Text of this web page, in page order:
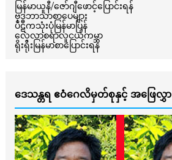
မြန်မာယူနီ/ဇော်ဂျီဖောင့်ပြောင်းရန်
ဗုဒ္ဓဘာသာစာပေများ
ပိဋကသုံးပုံမြန်မာပြန်
လေ့လာစရာလူငယ်ကမ္ဘာ
ရိုးရိုးမြန်မာစာပြောင်းရန်
ဒေသန္တရ ဧဝံဂေလိမှတ်စုနှင့် အဖြေလွှာ